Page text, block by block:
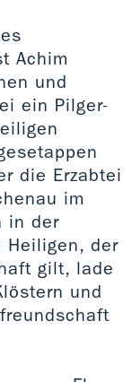
Achim
und
ein Pilger-
die Erzabtei
im
in der
Heiligen, der
gilt, lade
und